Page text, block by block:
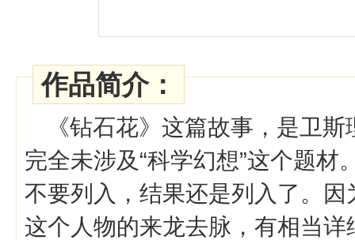
作品简介：
《钻石花》这篇故事，是卫
完全未涉及“科学幻想”这个题
不要列入，结果还是列入了。因
这个人物的来龙去脉，有相当